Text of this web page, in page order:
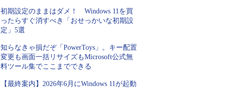
初期設定のままはダメ！ Windows 11を買
ったらすぐ消すべき「おせっかいな初期設
定」5選
知らなきゃ損だぞ「PowerToys」。キー配置
変更も画面一括リサイズもMicrosoft公式無
料ツール集でここまでできる
【最終案内】2026年6月にWindows 11が起動